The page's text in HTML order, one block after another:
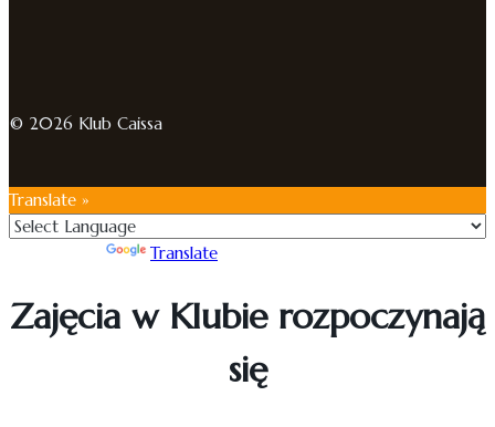
© 2026 Klub Caissa
Translate »
Translate
Zajęcia w Klubie rozpoczynają
się